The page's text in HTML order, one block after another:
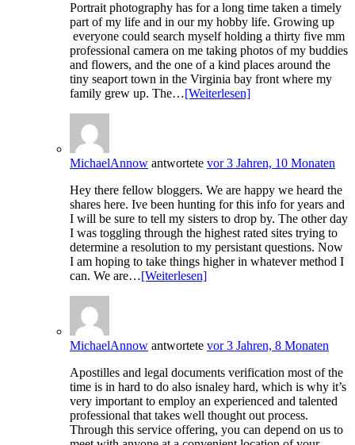
Portrait photography has for a long time taken a timely
part of my life and in our my hobby life. Growing up
everyone could search myself holding a thirty five mm
professional camera on me taking photos of my buddies
and flowers, and the one of a kind places around the
tiny seaport town in the Virginia bay front where my
family grew up. The…[Weiterlesen]
MichaelAnnow antwortete vor 3 Jahren, 10 Monaten
Hey there fellow bloggers. We are happy we heard the
shares here. Ive been hunting for this info for years and
I will be sure to tell my sisters to drop by. The other day
I was toggling through the highest rated sites trying to
determine a resolution to my persistant questions. Now
I am hoping to take things higher in whatever method I
can. We are…[Weiterlesen]
MichaelAnnow antwortete vor 3 Jahren, 8 Monaten
Apostilles and legal documents verification most of the
time is in hard to do also isnaley hard, which is why it’s
very important to employ an experienced and talented
professional that takes well thought out process.
Through this service offering, you can depend on us to